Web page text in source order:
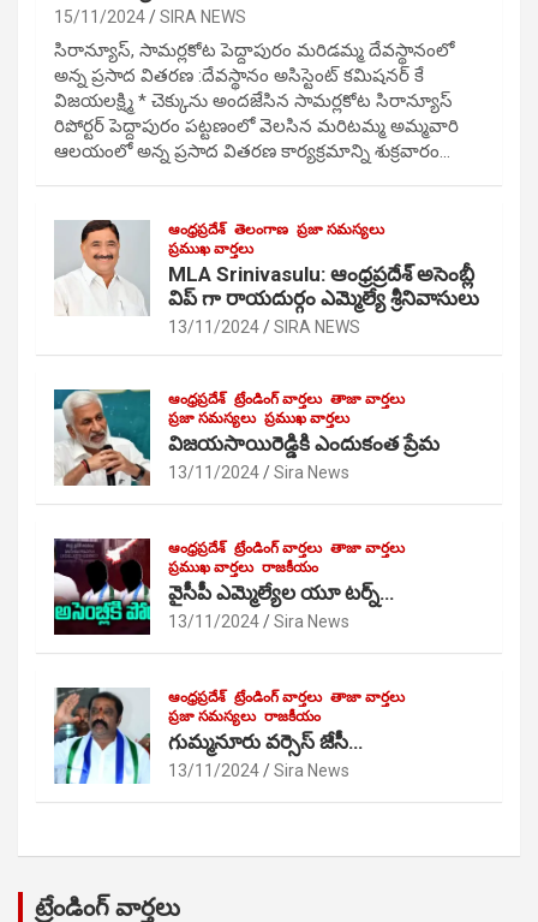
15/11/2024 SIRA NEWS
సిరాన్యూస్, సామర్లకోట పెద్దాపురం మరిడమ్మ దేవస్థానంలో
అన్న ప్రసాద వితరణ :దేవస్థానం అసిస్టెంట్ కమిషనర్ కే
విజయలక్ష్మి * చెక్కును అందజేసిన సామర్లకోట సిరాన్యూస్
రిపోర్టర్ పెద్దాపురం పట్టణంలో వెలసిన మరిటమ్మ అమ్మవారి
ఆలయంలో అన్న ప్రసాద వితరణ కార్యక్రమాన్ని శుక్రవారం…
ఆంధ్రప్రదేశ్ తెలంగాణ ప్రజా సమస్యలు
ప్రముఖ వార్తలు
MLA Srinivasulu: ఆంధ్రప్రదేశ్ అసెంబ్లీ
విప్ గా రాయదుర్గం ఎమ్మెల్యే శ్రీనివాసులు
13/11/2024 SIRA NEWS
ఆంధ్రప్రదేశ్ ట్రేండింగ్ వార్తలు తాజా వార్తలు
ప్రజా సమస్యలు ప్రముఖ వార్తలు
విజయసాయిరెడ్డికి ఎందుకంత ప్రేమ
13/11/2024 Sira News
ఆంధ్రప్రదేశ్ ట్రేండింగ్ వార్తలు తాజా వార్తలు
ప్రముఖ వార్తలు రాజకీయం
వైసీపీ ఎమ్మెల్యేల యూ టర్న్…
13/11/2024 Sira News
ఆంధ్రప్రదేశ్ ట్రేండింగ్ వార్తలు తాజా వార్తలు
ప్రజా సమస్యలు రాజకీయం
గుమ్మనూరు వర్సెస్ జేసీ…
13/11/2024 Sira News
ట్రేండింగ్ వార్తలు